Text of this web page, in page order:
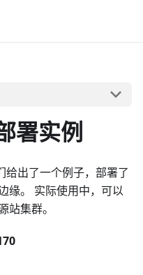
署实例
给出了一个例子，部署了
缘。 实际使用中，可以
站集群。